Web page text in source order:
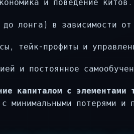
и поведение китов.
лонга) в зависимости от
тейк-профиты и
и постоянное
капиталом с элементами
минимальными потерями и